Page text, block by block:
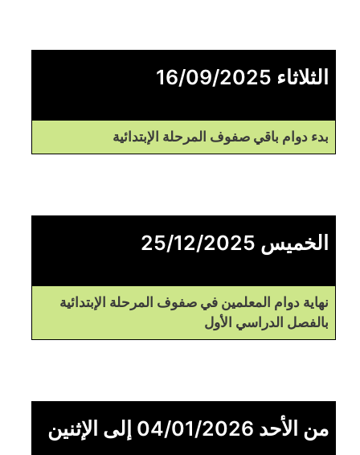
الثلاثاء 16/09/2025
بدء دوام باقي صفوف المرحلة الإبتدائية
الخميس 25/12/2025
نهاية دوام المعلمين في صفوف المرحلة الإبتدائية
بالفصل الدراسي الأول
من الأحد 04/01/2026 إلى الإثنين